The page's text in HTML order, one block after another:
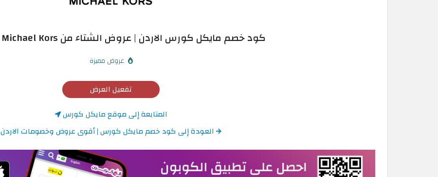
كود خصم مايكل كورس الاردن | عروض الشتاء من Michael Kors حتى 50%
عروض مميزة
تفعيل العرض
المتابعة إلى موقع مايكل كورس
العودة إلى كود خصم مايكل كورس | أقوى عروض وخصومات الاردن